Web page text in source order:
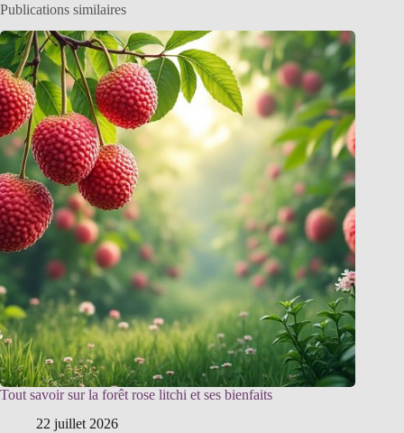
Publications similaires
Tout savoir sur la forêt rose litchi et ses bienfaits
22 juillet 2026